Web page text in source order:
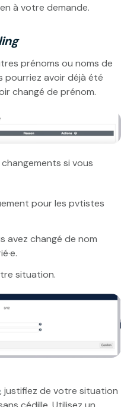
à votre demande.
prénoms ou noms de
pourriez avoir déjà été
changé de prénom.
si vous
pour les pvtistes
avez changé de nom
situation.
, justifiez de votre situation